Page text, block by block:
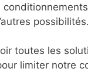
possibilités.
toutes les
limiter notre